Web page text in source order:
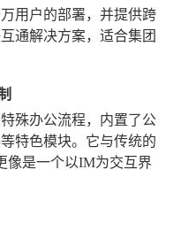
用户的部署，并提供跨
通解决方案，适合集团
殊办公流程，内置了公
特色模块。它与传统的
像是一个以IM为交互界